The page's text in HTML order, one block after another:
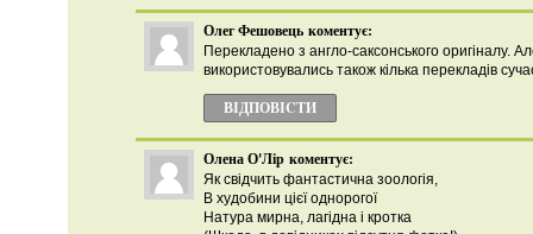
Олег Фешовець коментує:
Перекладено з англо-саксонського оригіналу.
використовувались також кілька перекладів
ВІДПОВІCТИ
Олена О'Лір коментує:
Як свідчить фантастична зоологія,
В худобини цієї однорогої
Натура мирна, лагідна і кротка